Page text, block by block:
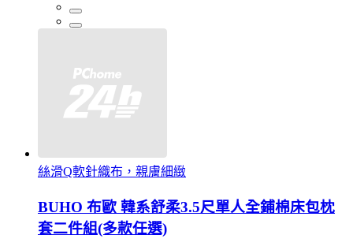
絲滑Q軟針織布，親膚細緻
BUHO 布歐 韓系舒柔3.5尺單人全鋪棉床包枕
套二件組(多款任選)